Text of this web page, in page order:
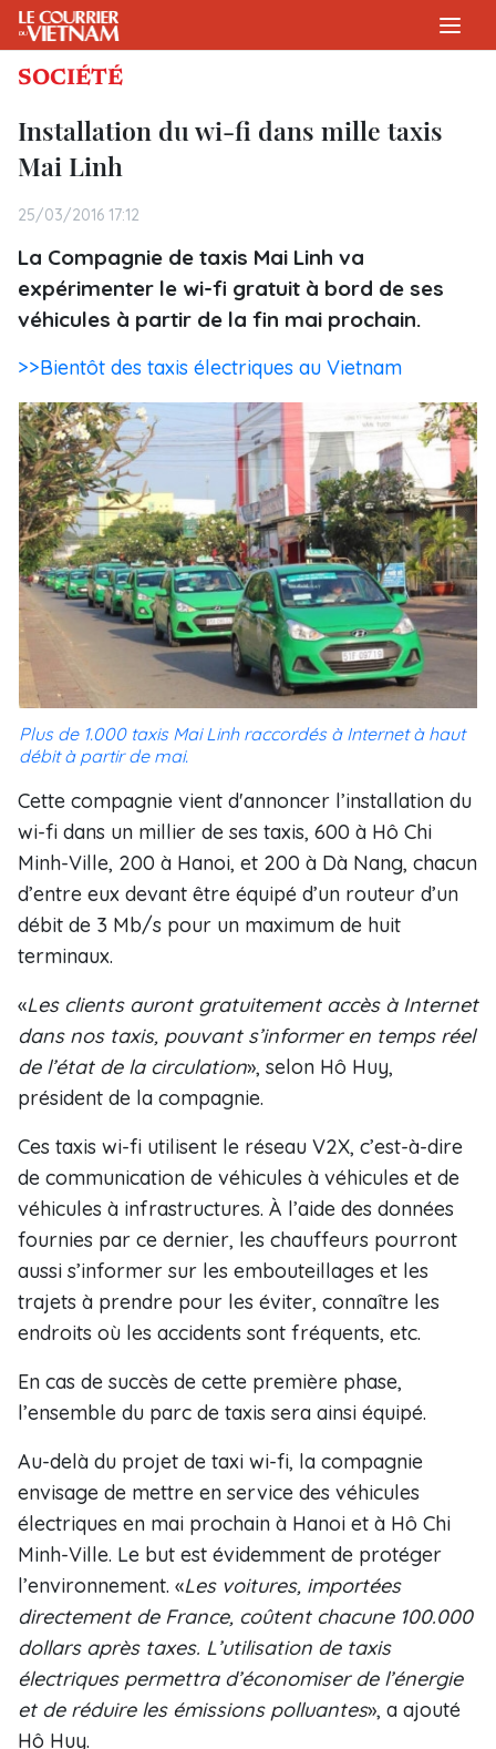
SOCIÉTÉ
Installation du wi-fi dans mille taxis
Mai Linh
25/03/2016 17:12
La Compagnie de taxis Mai Linh va
expérimenter le wi-fi gratuit à bord de ses
véhicules à partir de la fin mai prochain.
>>Bientôt des taxis électriques au Vietnam
Plus de 1.000 taxis Mai Linh raccordés à Internet à haut
débit à partir de mai.
Cette compagnie vient d'annoncer l’installation du
wi-fi dans un millier de ses taxis, 600 à Hô Chi
Minh-Ville, 200 à Hanoi, et 200 à Dà Nang, chacun
d’entre eux devant être équipé d’un routeur d’un
débit de 3 Mb/s pour un maximum de huit
terminaux.
«Les clients auront gratuitement accès à Internet
dans nos taxis, pouvant s’informer en temps réel
de l’état de la circulation», selon Hô Huy,
président de la compagnie.
Ces taxis wi-fi utilisent le réseau V2X, c’est-à-dire
de communication de véhicules à véhicules et de
véhicules à infrastructures. À l’aide des données
fournies par ce dernier, les chauffeurs pourront
aussi s’informer sur les embouteillages et les
trajets à prendre pour les éviter, connaître les
endroits où les accidents sont fréquents, etc.
En cas de succès de cette première phase,
l’ensemble du parc de taxis sera ainsi équipé.
Au-delà du projet de taxi wi-fi, la compagnie
envisage de mettre en service des véhicules
électriques en mai prochain à Hanoi et à Hô Chi
Minh-Ville. Le but est évidemment de protéger
l’environnement. «Les voitures, importées
directement de France, coûtent chacune 100.000
dollars après taxes. L’utilisation de taxis
électriques permettra d’économiser de l’énergie
et de réduire les émissions polluantes», a ajouté
Hô Huy.